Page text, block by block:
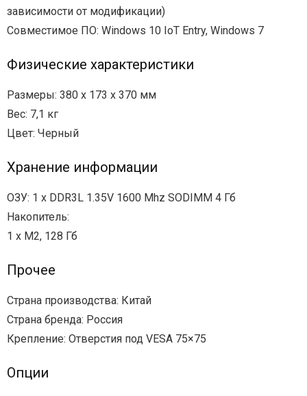
зависимости от модификации)
Совместимое ПО: Windows 10 IoT Entry, Windows 7
Физические характеристики
Размеры: 380 х 173 х 370 мм
Вес: 7,1 кг
Цвет: Черный
Хранение информации
ОЗУ: 1 х DDR3L 1.35V 1600 Mhz SODIMM 4 Гб
Накопитель:
1 х M2, 128 Гб
Прочее
Страна производства: Китай
Страна бренда: Россия
Крепление: Отверстия под VESA 75×75
Опции